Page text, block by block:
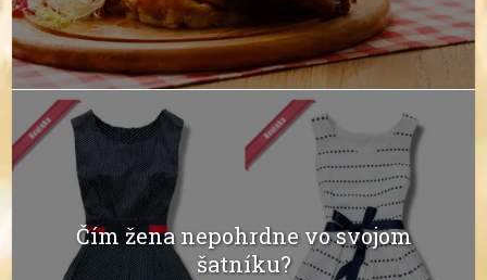
Čím žena nepohrdne vo svojom
šatníku?